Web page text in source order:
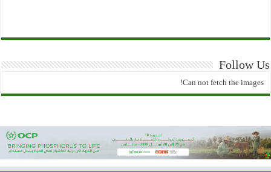
Follow Us
Can not fetch the images!